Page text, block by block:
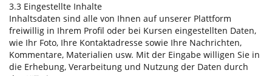
3.3 Eingestellte Inhalte
Inhaltsdaten sind alle von Ihnen auf unserer Plattform
freiwillig in Ihrem Profil oder bei Kursen eingestellten Daten,
wie Ihr Foto, Ihre Kontaktadresse sowie Ihre Nachrichten,
Kommentare, Materialien usw. Mit der Eingabe willigen Sie in
die Erhebung, Verarbeitung und Nutzung der Daten durch